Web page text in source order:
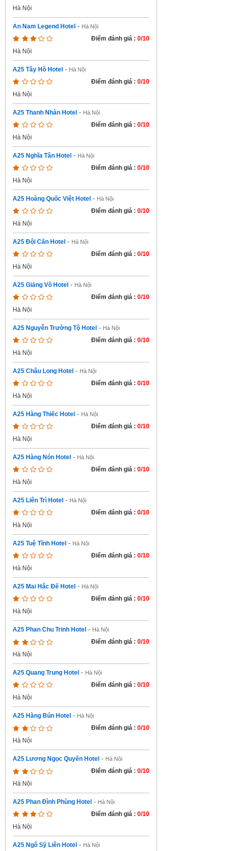
Hà Nội
An Nam Legend Hotel - Hà Nội
Điểm đánh giá : 0/10
Hà Nội
A25 Tây Hồ Hotel - Hà Nội
Điểm đánh giá : 0/10
Hà Nội
A25 Thanh Nhàn Hotel - Hà Nội
Điểm đánh giá : 0/10
Hà Nội
A25 Nghĩa Tân Hotel - Hà Nội
Điểm đánh giá : 0/10
Hà Nội
A25 Hoàng Quốc Việt Hotel - Hà Nội
Điểm đánh giá : 0/10
Hà Nội
A25 Đội Cấn Hotel - Hà Nội
Điểm đánh giá : 0/10
Hà Nội
A25 Giảng Võ Hotel - Hà Nội
Điểm đánh giá : 0/10
Hà Nội
A25 Nguyễn Trường Tộ Hotel - Hà Nội
Điểm đánh giá : 0/10
Hà Nội
A25 Châu Long Hotel - Hà Nội
Điểm đánh giá : 0/10
Hà Nội
A25 Hàng Thiếc Hotel - Hà Nội
Điểm đánh giá : 0/10
Hà Nội
A25 Hàng Nón Hotel - Hà Nội
Điểm đánh giá : 0/10
Hà Nội
A25 Liên Trì Hotel - Hà Nội
Điểm đánh giá : 0/10
Hà Nội
A25 Tuệ Tĩnh Hotel - Hà Nội
Điểm đánh giá : 0/10
Hà Nội
A25 Mai Hắc Đế Hotel - Hà Nội
Điểm đánh giá : 0/10
Hà Nội
A25 Phan Chu Trinh Hotel - Hà Nội
Điểm đánh giá : 0/10
Hà Nội
A25 Quang Trung Hotel - Hà Nội
Điểm đánh giá : 0/10
Hà Nội
A25 Hàng Bún Hotel - Hà Nội
Điểm đánh giá : 0/10
Hà Nội
A25 Lương Ngọc Quyến Hotel - Hà Nội
Điểm đánh giá : 0/10
Hà Nội
A25 Phan Đình Phùng Hotel - Hà Nội
Điểm đánh giá : 0/10
Hà Nội
A25 Ngô Sỹ Liên Hotel - Hà Nội